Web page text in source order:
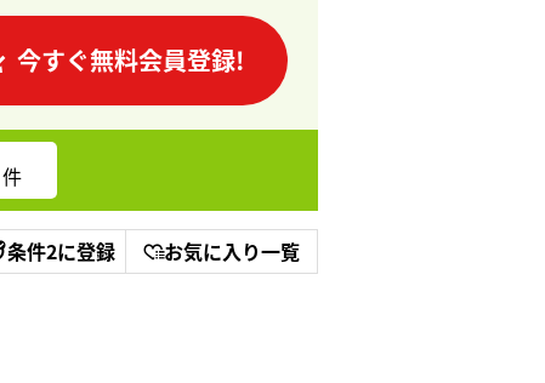
今すぐ無料会員登録!
件
条件2に登録 お気に入り一覧